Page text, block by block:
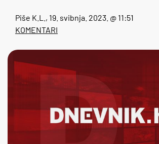
Piše K.L. , 19. svibnja. 2023. @ 11:51
KOMENTARI